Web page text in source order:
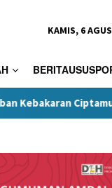
KAMIS, 6
Berserakan,